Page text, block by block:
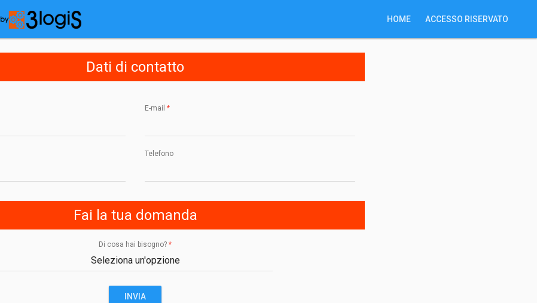
HOME ACCESSO RISERVATO
Dati di contatto
E-mail *
Telefono
Fai la tua domanda
Di cosa hai bisogno? *